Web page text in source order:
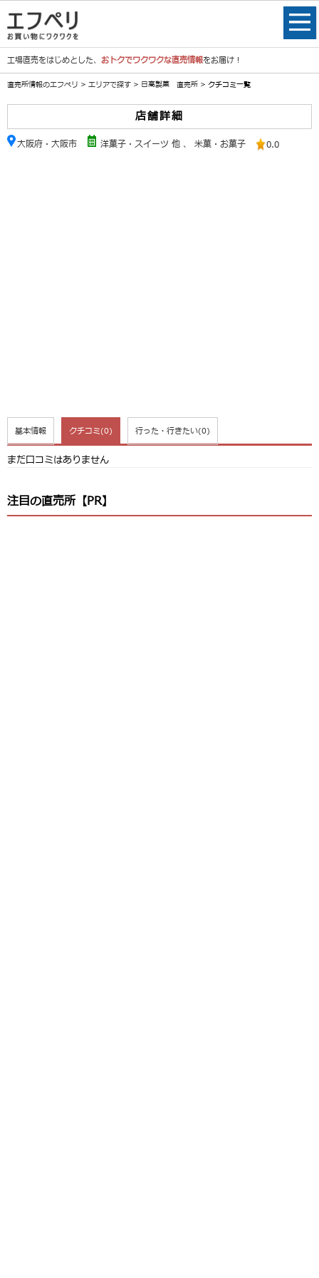
工場直売をはじめとした、 おトクでワクワクな直売情報をお届け！
直売所情報のエフペリ > エリアで探す > 日高製菓 直売所 > クチコミ一覧
店舗詳細
大阪府・大阪市 洋菓子・スイーツ 他 、 米菓・お菓子 0.0
基本情報 クチコミ(0) 行った・行きたい(0)
まだ口コミはありません
注目の直売所【PR】